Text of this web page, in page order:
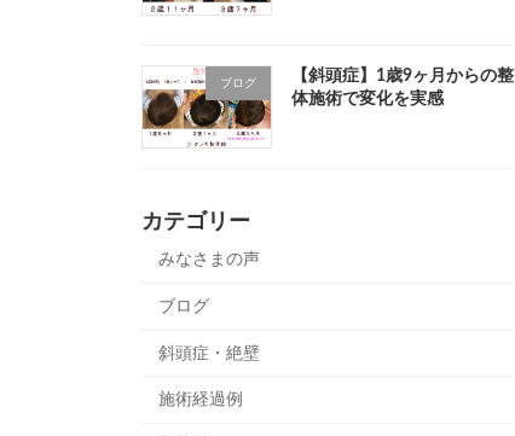
ブログ
【斜頭症】1歳9ヶ月からの整
体施術で変化を実感
カテゴリー
みなさまの声
ブログ
斜頭症・絶壁
施術経過例